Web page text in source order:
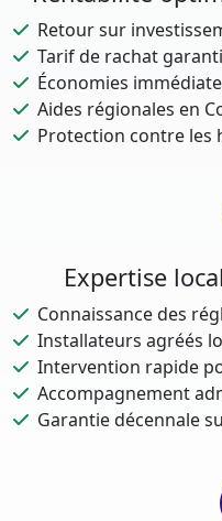
Retour sur
Tarif de rachat
Économies
Aides régionales en
Protection contre les
Expertise
Connaissance des
Installateurs agréés
Intervention rapide
Accompagnement
Garantie décennale